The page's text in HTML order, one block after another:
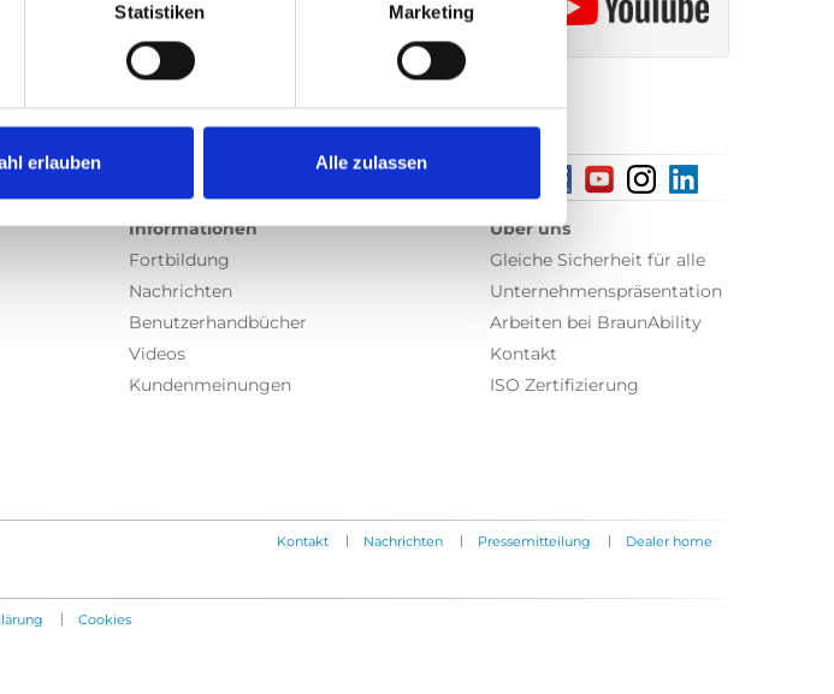
Statistiken Marketing
erlauben Alle zulassen
Informationen
Fortbildung
Nachrichten
Benutzerhandbücher
Videos
Kundenmeinungen
Über uns
Gleiche Sicherheit für alle
Unternehmenspräsentation
Arbeiten bei BraunAbility
Kontakt
ISO Zertifizierung
Kontakt | Nachrichten | Pressemitteilung | Dealer home
| Cookies